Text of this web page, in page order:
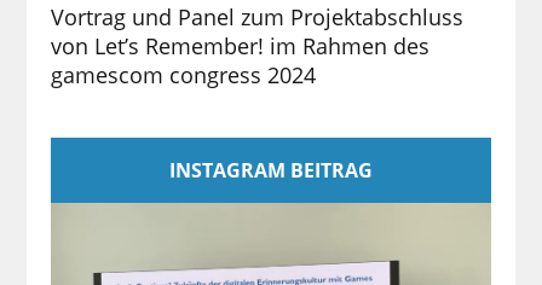
Vortrag und Panel zum Projektabschluss
von Let’s Remember! im Rahmen des
gamescom congress 2024
INSTAGRAM BEITRAG